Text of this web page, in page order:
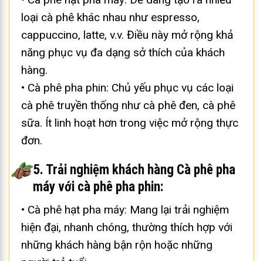
cappuccino, latte, v.v. Điều này mở rộng khả
năng phục vụ đa dạng sở thích của khách
hàng.
• Cà phê pha phin: Chủ yếu phục vụ các loại
cà phê truyền thống như cà phê đen, cà phê
sữa. Ít linh hoạt hơn trong việc mở rộng thực
đơn.
5. Trải nghiệm khách hàng Cà phê pha
• Cà phê hạt pha máy: Mang lại trải nghiệm
hiện đại, nhanh chóng, thường thích hợp với
những khách hàng bận rộn hoặc những
người trẻ tuổi.
• Cà phê pha phin: Tạo ra trải nghiệm mang